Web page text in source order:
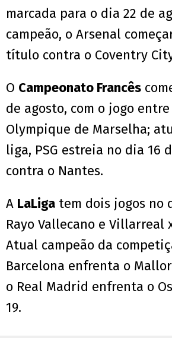
marcada para o dia 22 de
campeão, o Arsenal
título contra o Coventry
O Campeonato Francês
de agosto, com o jogo entre
Olympique de Marselha;
liga, PSG estreia no dia 16
contra o Nantes.
A LaLiga tem dois jogos no
Rayo Vallecano e Villarreal
Atual campeão da
Barcelona enfrenta o
o Real Madrid enfrenta o
19.